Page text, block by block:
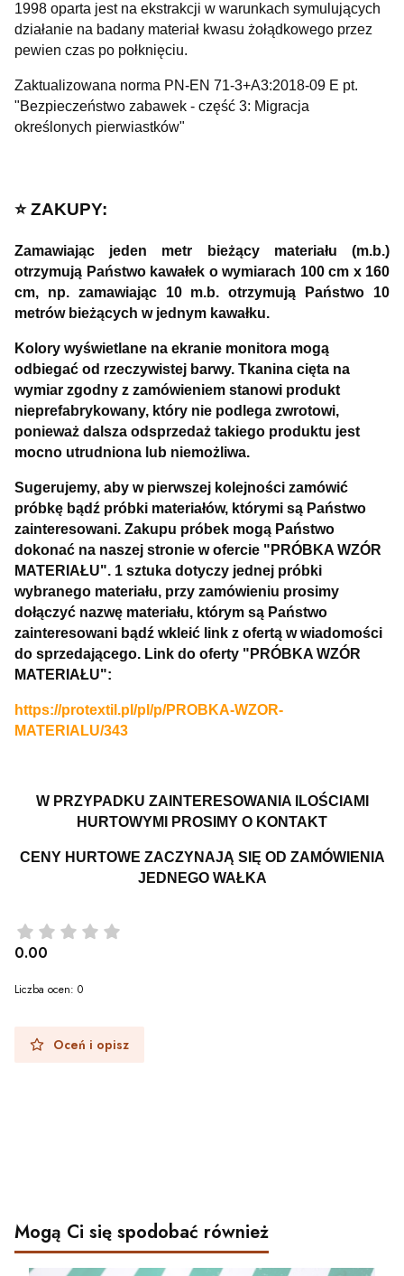
1998 oparta jest na ekstrakcji w warunkach symulujących
działanie na badany materiał kwasu żołądkowego przez
pewien czas po połknięciu.
Zaktualizowana norma PN-EN 71-3+A3:2018-09 E pt.
"Bezpieczeństwo zabawek - część 3: Migracja
określonych pierwiastków"
⭐️ ZAKUPY:
Zamawiając jeden metr bieżący materiału (m.b.)
otrzymują Państwo kawałek o wymiarach 100 cm x 160
cm, np. zamawiając 10 m.b. otrzymują Państwo 10
metrów bieżących w jednym kawałku.
Kolory wyświetlane na ekranie monitora mogą
odbiegać od rzeczywistej barwy. Tkanina cięta na
wymiar zgodny z zamówieniem stanowi produkt
nieprefabrykowany, który nie podlega zwrotowi,
ponieważ dalsza odsprzedaż takiego produktu jest
mocno utrudniona lub niemożliwa.
Sugerujemy, aby w pierwszej kolejności zamówić
próbkę bądź próbki materiałów, którymi są Państwo
zainteresowani. Zakupu próbek mogą Państwo
dokonać na naszej stronie w ofercie "PRÓBKA WZÓR
MATERIAŁU". 1 sztuka dotyczy jednej próbki
wybranego materiału, przy zamówieniu prosimy
dołączyć nazwę materiału, którym są Państwo
zainteresowani bądź wkleić link z ofertą w wiadomości
do sprzedającego. Link do oferty "PRÓBKA WZÓR
MATERIAŁU":
https://protextil.pl/pl/p/PROBKA-WZOR-
MATERIALU/343
W PRZYPADKU ZAINTERESOWANIA ILOŚCIAMI
HURTOWYMI PROSIMY O KONTAKT
CENY HURTOWE ZACZYNAJĄ SIĘ OD ZAMÓWIENIA
JEDNEGO WAŁKA
0.00
Liczba ocen: 0
Oceń i opisz
Mogą Ci się spodobać również